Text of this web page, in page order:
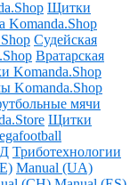
Щитки
Komanda.Shop
Судейская
Вратарская
Komanda.Shop
Komanda.Shop
мячи
Щитки
Триботехнологии
Manual (UA)